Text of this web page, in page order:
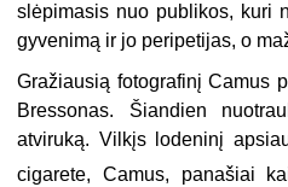
slėpimasis nuo publikos, kuri
gyvenimą ir jo peripetijas, o
Gražiausią fotografinį Camus
Bressonas. Šiandien
atviruką. Vilkįs lodeninį
cigarete, Camus, panašiai